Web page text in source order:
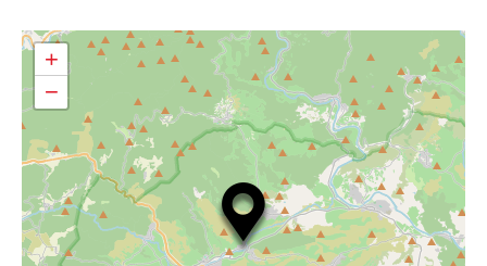
+
−